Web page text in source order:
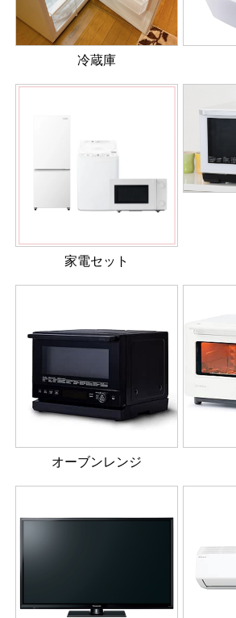
冷蔵庫
家電セット
オーブンレンジ